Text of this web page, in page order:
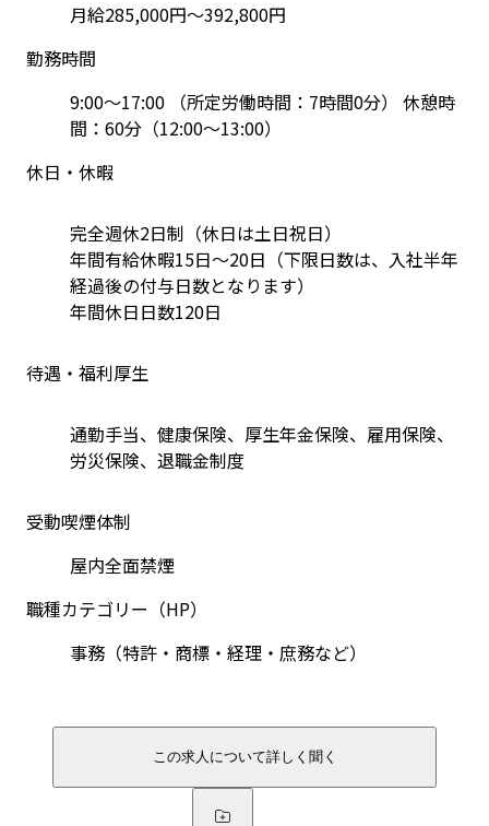
月給285,000円～392,800円
勤務時間
9:00～17:00 （所定労働時間：7時間0分） 休憩時
間：60分（12:00～13:00）
休日・休暇
完全週休2日制（休日は土日祝日）
年間有給休暇15日～20日（下限日数は、入社半年
経過後の付与日数となります）
年間休日日数120日
待遇・福利厚生
通勤手当、健康保険、厚生年金保険、雇用保険、
労災保険、退職金制度
受動喫煙体制
屋内全面禁煙
職種カテゴリー（HP）
事務（特許・商標・経理・庶務など）
この求人について詳しく聞く